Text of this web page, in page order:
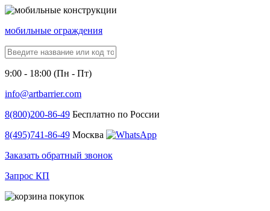
мобильные ограждения
9:00 - 18:00 (Пн - Пт)
info@artbarrier.com
8(800)200-86-49 Бесплатно по России
8(495)741-86-49 Москва
Заказать обратный звонок
Запрос КП